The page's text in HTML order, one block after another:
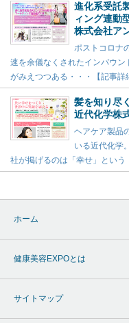
進化系受託
ィング連動
株式会社ア
ポストコロナ
速を余儀なくされたインバウ
がみえつつある・・・【記事詳
髪を知り尽
近代化学株
ヘアケア製品
いる近代化学
社が掲げるのは「幸せ」という
ホーム
健康美容EXPOとは
サイトマップ